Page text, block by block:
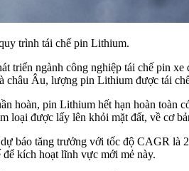
trình tái chế pin Lithium.
triển ngành công nghiệp tái chế pin
châu Âu, lượng pin Lithium được tái
hoàn, pin Lithium hết hạn hoàn toàn
loại được lấy lên khỏi mặt đất, về cơ
báo tăng trưởng với tốc độ CAGR
kích hoạt lĩnh vực mới mẻ này.